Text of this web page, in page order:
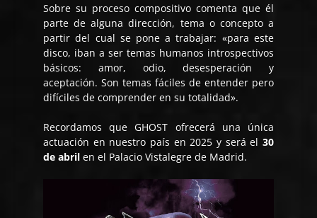
Sobre su proceso compositivo comenta que él
parte de alguna dirección, tema o concepto a
partir del cual se pone a trabajar: «para este
disco, iban a ser temas humanos introspectivos
básicos: amor, odio, desesperación y
aceptación. Son temas fáciles de entender pero
difíciles de comprender en su totalidad».
Recordamos que GHOST ofrecerá una única
actuación en nuestro país en 2025 y será el 30
de abril en el Palacio Vistalegre de Madrid.